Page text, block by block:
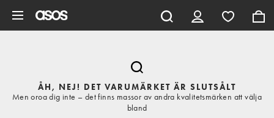
ÅH, NEJ! DET VARUMÄRKET ÄR SLUTSÅLT
Men oroa dig inte – det finns massor av andra kvalitetsmärken att välja
bland